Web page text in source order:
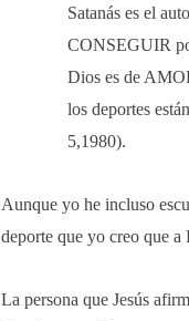
Satanás es el
CONSEGUIR
Dios es de
los deportes
5,1980).
Aunque yo he incluso
deporte que yo creo que
La persona que Jesús